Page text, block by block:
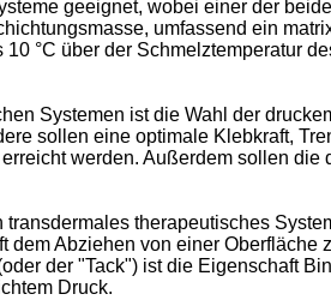
geeignet, wobei einer der
umfassend ein
°C über der Schmelztemperatur
Systemen ist die Wahl der
sollen eine optimale Klebkraft,
werden. Außerdem sollen
therapeutisches
Abziehen von einer Oberfläche
der "Tack") ist die Eigenschaft
Druck.